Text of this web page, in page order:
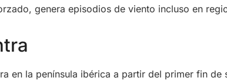
genera episodios de viento incluso en
en la península ibérica a partir del primer fin